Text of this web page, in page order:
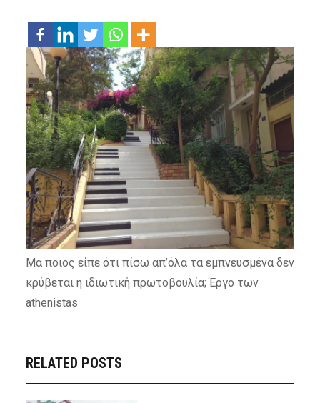
Μα ποιος είπε ότι πίσω απ’όλα τα εμπνευσμένα δεν
κρύβεται η ιδιωτική πρωτοβουλία; Έργο των
athenistas
RELATED POSTS